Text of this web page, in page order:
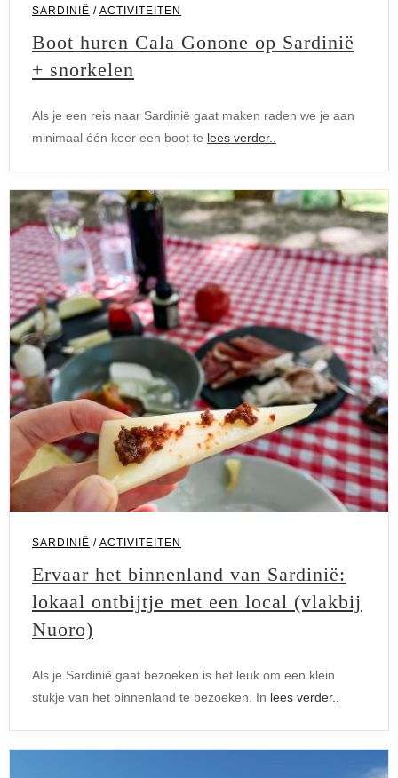
SARDINIË / ACTIVITEITEN
Boot huren Cala Gonone op Sardinië
+ snorkelen
Als je een reis naar Sardinië gaat maken raden we je aan
minimaal één keer een boot te lees verder..
SARDINIË / ACTIVITEITEN
Ervaar het binnenland van Sardinië:
lokaal ontbijtje met een local (vlakbij
Nuoro)
Als je Sardinië gaat bezoeken is het leuk om een klein
stukje van het binnenland te bezoeken. In lees verder..